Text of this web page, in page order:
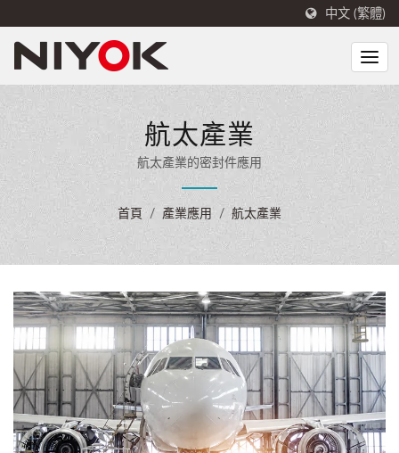
中文 (繁體)
航太產業
航太產業的密封件應用
首頁 / 產業應用 / 航太產業